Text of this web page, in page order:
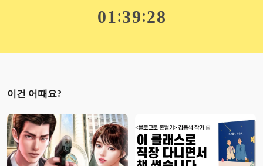
01:39:27
이건 어때요?